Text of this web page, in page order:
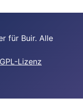
für Buir. Alle
Lizenz